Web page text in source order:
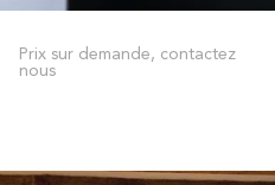
Prix sur demande, contactez
nous